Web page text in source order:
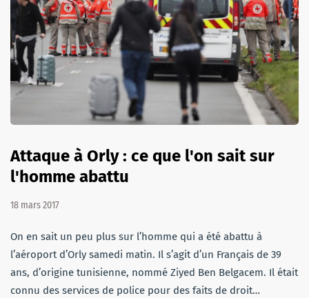
Attaque à Orly : ce que l'on sait sur
l'homme abattu
18 mars 2017
On en sait un peu plus sur l’homme qui a été abattu à
l’aéroport d’Orly samedi matin. Il s’agit d’un Français de 39
ans, d’origine tunisienne, nommé Ziyed Ben Belgacem. Il était
connu des services de police pour des faits de droit…